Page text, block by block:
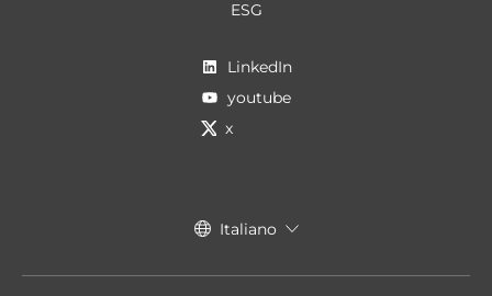
ESG
LinkedIn
youtube
x
Italiano